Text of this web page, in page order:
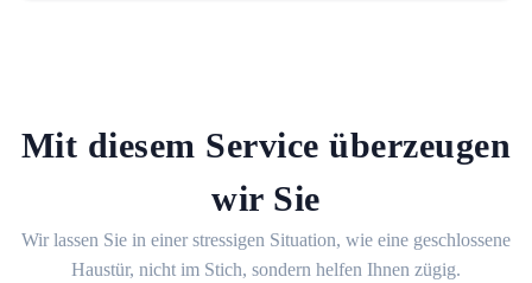
Mit diesem Service überzeugen
wir Sie
Wir lassen Sie in einer stressigen Situation, wie eine geschlossene
Haustür, nicht im Stich, sondern helfen Ihnen zügig.